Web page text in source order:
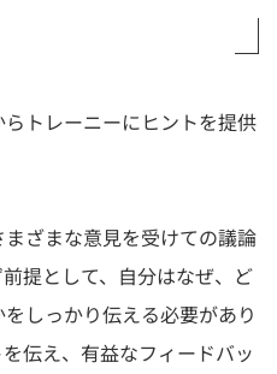
トレーニーにヒントを提供
ざまな意見を受けての議論
提として、自分はなぜ、ど
しっかり伝える必要があり
伝え、有益なフィードバッ